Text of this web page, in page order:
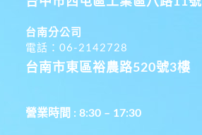
台南分公司
電話：06-2142728
台南市東區裕農路520號3樓
營業時間 : 8:30 – 17:30